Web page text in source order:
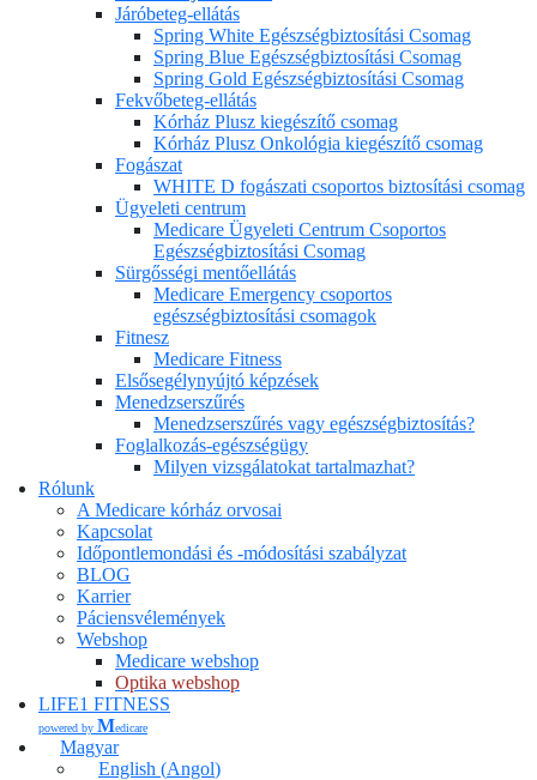
Járóbeteg-ellátás
Spring White Egészségbiztosítási Csomag
Spring Blue Egészségbiztosítási Csomag
Spring Gold Egészségbiztosítási Csomag
Fekvőbeteg-ellátás
Kórház Plusz kiegészítő csomag
Kórház Plusz Onkológia kiegészítő csomag
Fogászat
WHITE D fogászati csoportos biztosítási csomag
Ügyeleti centrum
Medicare Ügyeleti Centrum Csoportos
Egészségbiztosítási Csomag
Sürgősségi mentőellátás
Medicare Emergency csoportos
egészségbiztosítási csomagok
Fitnesz
Medicare Fitness
Elsősegélynyújtó képzések
Menedzserszűrés
Menedzserszűrés vagy egészségbiztosítás?
Foglalkozás-egészségügy
Milyen vizsgálatokat tartalmazhat?
Rólunk
A Medicare kórház orvosai
Kapcsolat
Időpontlemondási és -módosítási szabályzat
BLOG
Karrier
Páciensvélemények
Webshop
Medicare webshop
Optika webshop
LIFE1 FITNESS
powered by Medicare
Magyar
English (Angol)